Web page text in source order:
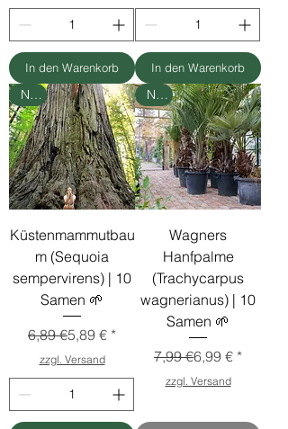
In den Warenkorb In den Warenkorb
Neu
Küstenmammutbau
m (Sequoia
sempervirens) | 10
Samen 🌱
Standardpreis
6,89 €Sale-Preis
5,89 €
zzgl. Versand
Neu
Wagners
Hanfpalme
(Trachycarpus
wagnerianus) | 10
Samen 🌱
Standardpreis
7,99 €Sale-Preis
6,99 €
zzgl. Versand